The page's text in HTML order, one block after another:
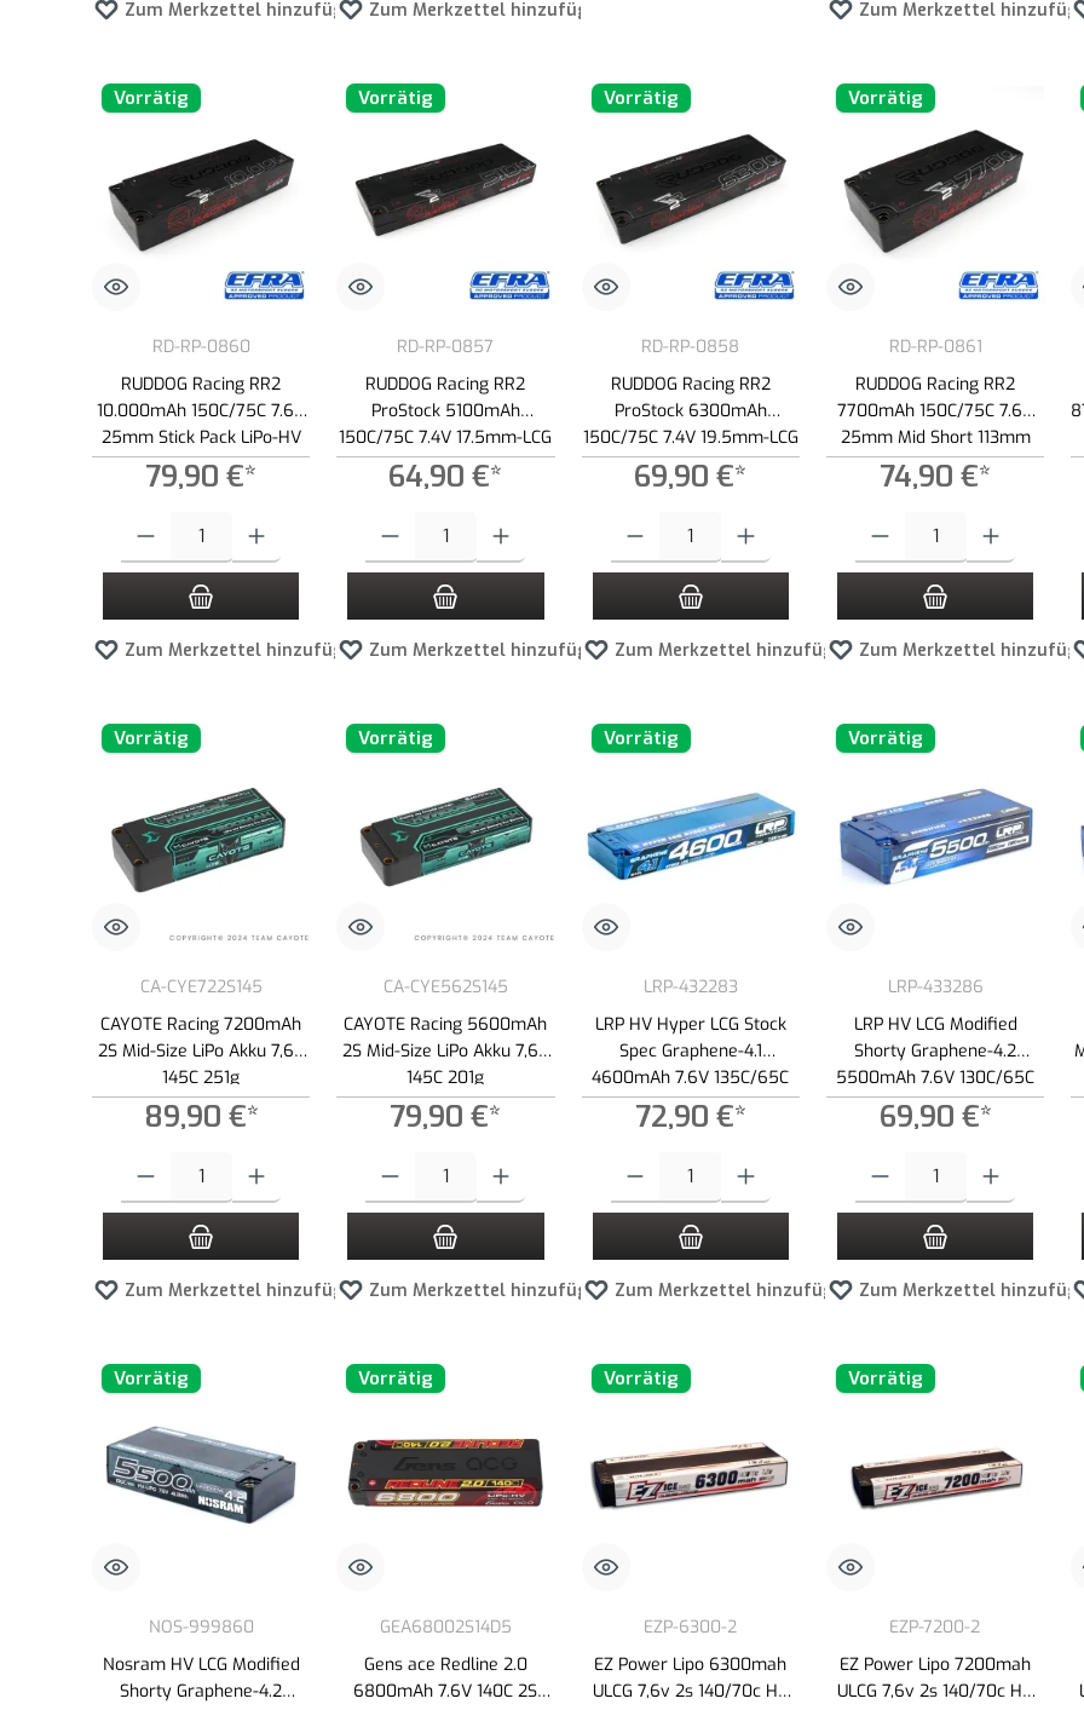
Zum Merkzettel hinzufügen Zum Merkzettel hinzufügen Zum Merkzettel
Vorrätig
RD-RP-0860
RUDDOG Racing RR2
10.000mAh 150C/75C 7.6V
25mm Stick Pack LiPo-HV
Akku
79,90 €*
Zum Merkzettel hinzufügen
Vorrätig
RD-RP-0857
RUDDOG Racing RR2
ProStock 5100mAh
150C/75C 7.4V 17.5mm-LCG
Stick Pack LiPo Akku
64,90 €*
Zum Merkzettel hinzufügen
Vorrätig
RD-RP-0858
RUDDOG Racing RR2
ProStock 6300mAh
150C/75C 7.4V 19.5mm-LCG
Stick Pack LiPo Akku
69,90 €*
Zum Merkzettel hinzufügen
Vorrätig
RD-RP-0861
RUDDOG Racing RR2
7700mAh 150C/75C 7.6V
25mm Mid Short 113mm
Stick Pack LiPo-HV Battery
74,90 €*
Zum Merkzettel
Vorrätig
CA-CYE722S145
CAYOTE Racing 7200mAh
2S Mid-Size LiPo Akku 7,6V
145C 251g
89,90 €*
Zum Merkzettel hinzufügen
Vorrätig
CA-CYE562S145
CAYOTE Racing 5600mAh
2S Mid-Size LiPo Akku 7,6V
145C 201g
79,90 €*
Zum Merkzettel hinzufügen
Vorrätig
LRP-432283
LRP HV Hyper LCG Stock
Spec Graphene-4.1
4600mAh 7.6V 135C/65C
LiPo Akku - 219g
72,90 €*
Zum Merkzettel hinzufügen
Vorrätig
LRP-433286
LRP HV LCG Modified
Shorty Graphene-4.2
5500mAh 7.6V 130C/65C
LiPo Akku - 195g
69,90 €*
Zum Merkzettel
Vorrätig
NOS-999860
Nosram HV LCG Modified
Shorty Graphene-4.2
Vorrätig
GEA68002S14D5
Gens ace Redline 2.0
6800mAh 7.6V 140C 2S
Vorrätig
EZP-6300-2
EZ Power Lipo 6300mah
ULCG 7,6v 2s 140/70c HV
Vorrätig
EZP-7200-2
EZ Power Lipo 7200mah
ULCG 7,6v 2s 140/70c HV